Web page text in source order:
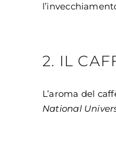
2. IL
L’aroma del
National